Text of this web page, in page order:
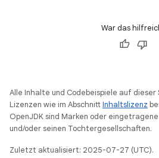
War das
Alle Inhalte und Codebeispiele auf
Lizenzen wie im AbschnittInhaltslizenz
OpenJDK sind Marken oder
und/oder seinen Tochtergesellschaften.
Zuletzt aktualisiert: 2025-07-27 (UTC).